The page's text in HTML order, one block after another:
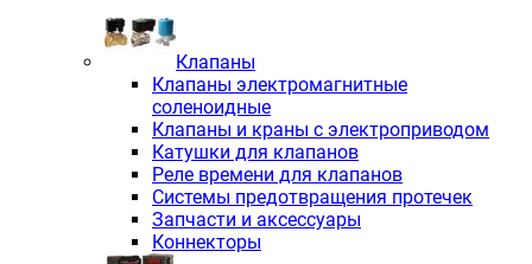
Клапаны
Клапаны электромагнитные
соленоидные
Клапаны и краны с электроприводом
Катушки для клапанов
Реле времени для клапанов
Системы предотвращения протечек
Запчасти и аксессуары
Коннекторы